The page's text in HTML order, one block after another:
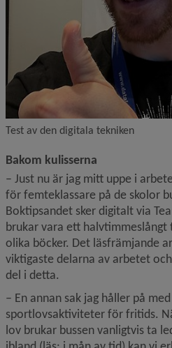
Test av den digitala tekniken
Bakom kulisserna
– Just nu är jag mitt uppe i
för femteklassare på de skolor
Boktipsandet sker digitalt via
brukar vara ett
olika böcker. Det läsfrämjande
viktigaste delarna av arbetet
del i detta.
– En annan sak jag håller på
sportlovsaktiviteter för fritids.
lov brukar bussen vanligtvis ta